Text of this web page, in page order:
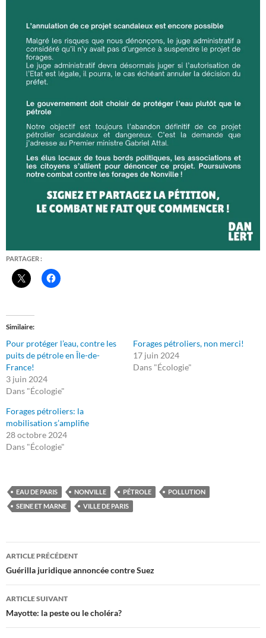
PARTAGER :
Similaire
Pour protéger l’eau, contre les
puits de pétrole en Île-de-
France!
3 juin 2024
Dans "Écologie"
Forages pétroliers, non merci!
17 juin 2024
Dans "Écologie"
Forages pétroliers: la
mobilisation s’amplifie
28 octobre 2024
Dans "Écologie"
EAU DE PARIS NONVILLE PÉTROLE
POLLUTION
SEINE ET MARNE
VILLE DE PARIS
Navigation
des
articles
ARTICLE PRÉCÉDENT
Guérilla juridique annoncée contre Suez
ARTICLE SUIVANT
Mayotte: la peste ou le choléra?